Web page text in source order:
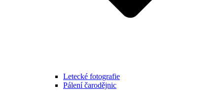
Letecké fotografie
Pálení čarodějnic